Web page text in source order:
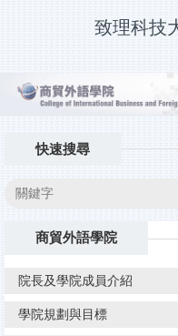
內
致理科技
快速搜尋
商貿外語學院
院長及學院成員介紹
學院規劃與目標